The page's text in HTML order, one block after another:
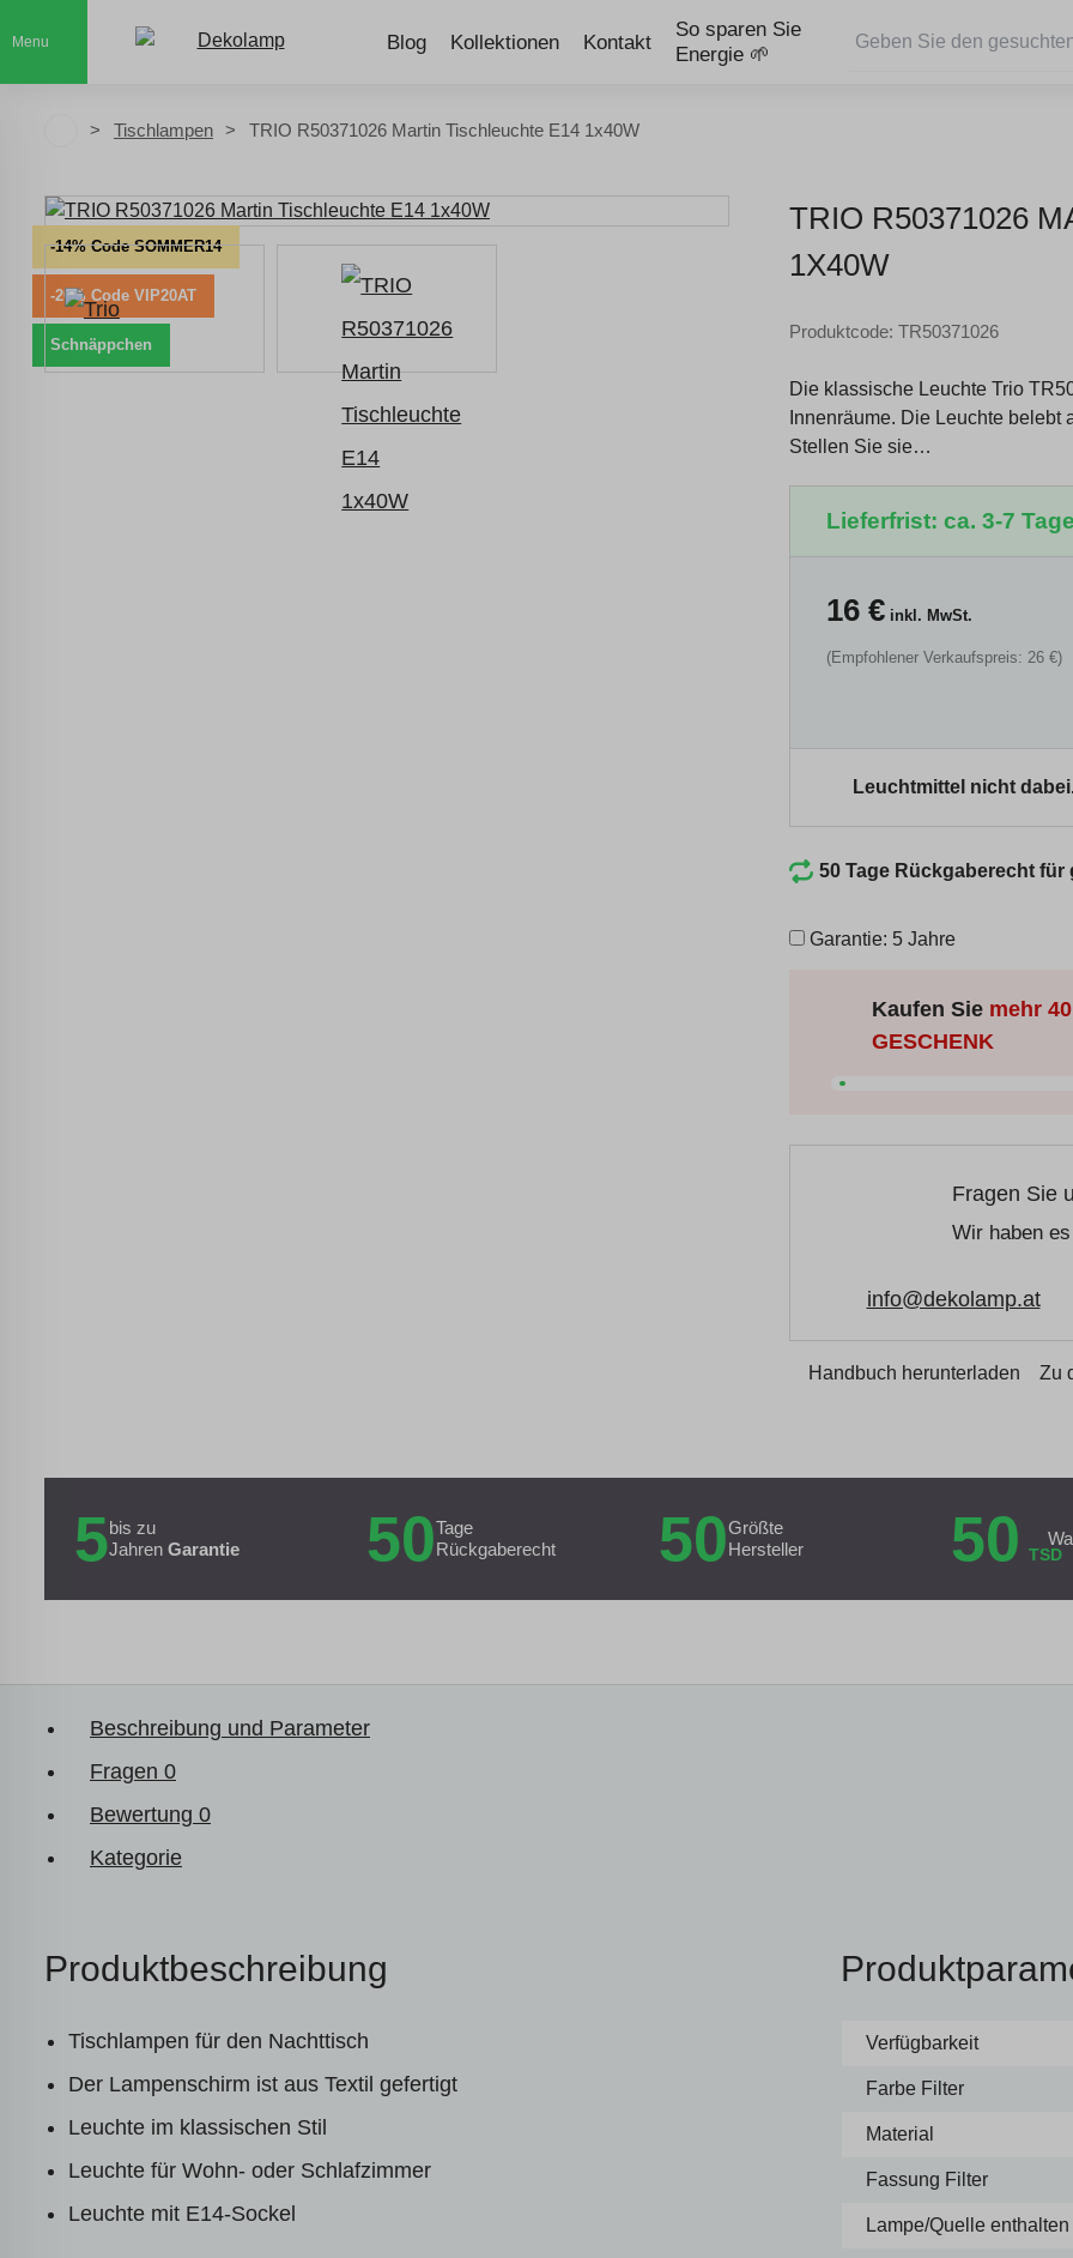
Menu Blog Kollektionen Kontakt
So sparen Sie
Energie 🌱
Tischlampen TRIO R50371026 Martin Tischleuchte E14 1x40W
TRIO R50371026
1X40W
-14% Code SOMMER14
-20% Code VIP20AT
Schnäppchen
Produktcode: TR50371026
Die klassische Leuchte Trio
Innenräume. Die Leuchte belebt
Stellen Sie sie…
Lieferfrist: ca. 3-7
16€inkl. MwSt.
(Empfohlener Verkaufspreis: 26 €)
Leuchtmittel nicht
50 Tage Rückgaberecht für
Garantie: 5 Jahre
Kaufen Sie mehr
GESCHENK
Fragen Sie
Wir haben
info@dekolamp.at
Handbuch herunterladen Zu
5bis zu
Jahren Garantie 50Tage
Rückgaberecht
50Größte
Hersteller
50 TSD
Beschreibung und Parameter
Fragen 0
Bewertung 0
Kategorie
Produktbeschreibung
Tischlampen für den Nachttisch
Der Lampenschirm ist aus Textil gefertigt
Leuchte im klassischen Stil
Leuchte für Wohn- oder Schlafzimmer
Leuchte mit E14-Sockel
Verfügbarkeit
Farbe Filter
Material
Fassung Filter
Lampe/Quelle enthalten